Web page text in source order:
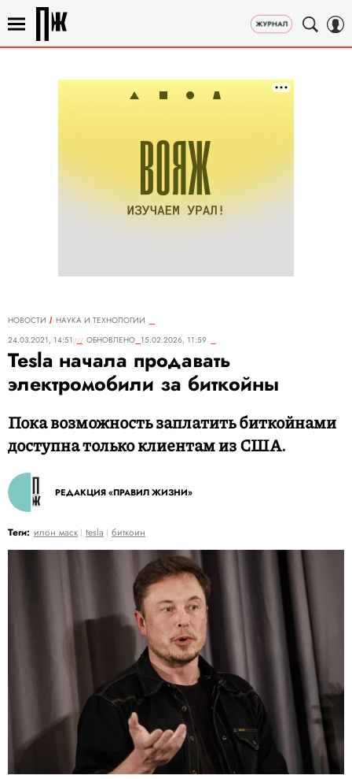
НОВОСТИ
НАУКА И ТЕХНОЛОГИИ
24.03.2021, 14:51
ОБНОВЛЕНО 15.02.2026, 11:59
Tesla начала продавать
электромобили за биткойны
Пока возможность заплатить биткойнами
доступна только клиентам из США.
РЕДАКЦИЯ «ПРАВИЛ ЖИЗНИ»
Теги: илон маск tesla биткоин